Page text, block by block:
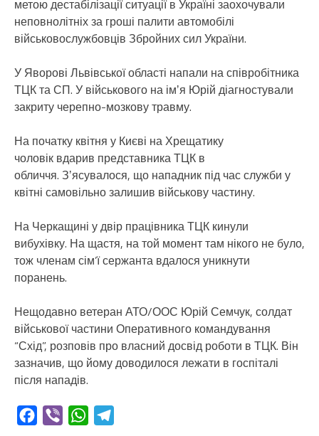
метою дестабілізації ситуації в Україні заохочували
неповнолітніх за гроші палити автомобілі
військовослужбовців Збройних сил України.
У Яворові Львівської області напали на співробітника
ТЦК та СП. У військового на імʼя Юрій діагностували
закриту черепно-мозкову травму.
На початку квітня у Києві на Хрещатику
чоловік вдарив представника ТЦК в
обличчя. Зʼясувалося, що нападник під час служби у
квітні самовільно залишив військову частину.
На Черкащині у двір працівника ТЦК кинули
вибухівку. На щастя, на той момент там нікого не було,
тож членам сім’ї сержанта вдалося уникнути
поранень.
Нещодавно ветеран АТО/ООС Юрій Семчук, солдат
військової частини Оперативного командування
“Схід”, розповів про власний досвід роботи в ТЦК. Він
зазначив, що йому доводилося лежати в госпіталі
після нападів.
Facebook
Viber WhatsApp